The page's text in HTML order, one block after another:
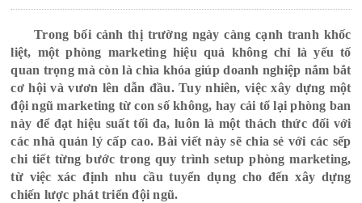
Trong bối cảnh thị trường ngày càng cạnh tranh khốc
liệt, một phòng marketing hiệu quả không chỉ là yếu tố
quan trọng mà còn là chìa khóa giúp doanh nghiệp nắm bắt
cơ hội và vươn lên dẫn đầu. Tuy nhiên, việc xây dựng một
đội ngũ marketing từ con số không, hay cải tổ lại phòng ban
này để đạt hiệu suất tối đa, luôn là một thách thức đối với
các nhà quản lý cấp cao. Bài viết này sẽ chia sẻ với các sếp
chi tiết từng bước trong quy trình setup phòng marketing,
từ việc xác định nhu cầu tuyển dụng cho đến xây dựng
chiến lược phát triển đội ngũ.